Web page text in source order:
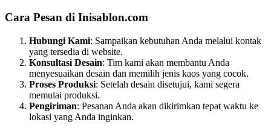
Cara Pesan di Inisablon.com
Hubungi Kami: Sampaikan kebutuhan Anda melalui kontak
yang tersedia di website.
Konsultasi Desain: Tim kami akan membantu Anda
menyesuaikan desain dan memilih jenis kaos yang cocok.
Proses Produksi: Setelah desain disetujui, kami segera
memulai produksi.
Pengiriman: Pesanan Anda akan dikirimkan tepat waktu ke
lokasi yang Anda inginkan.